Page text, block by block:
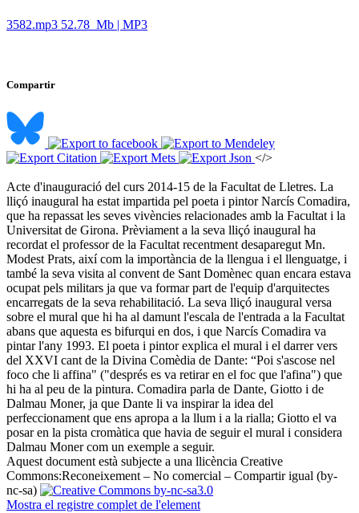
3582.mp3 52.78 Mb | MP3
Compartir
</>
Acte d'inauguració del curs 2014-15 de la Facultat de Lletres. La
lliçó inaugural ha estat impartida pel poeta i pintor Narcís Comadira,
que ha repassat les seves vivències relacionades amb la Facultat i la
Universitat de Girona. Prèviament a la seva lliçó inaugural ha
recordat el professor de la Facultat recentment desaparegut Mn.
Modest Prats, així com la importància de la llengua i el llenguatge, i
també la seva visita al convent de Sant Domènec quan encara estava
ocupat pels militars ja que va formar part de l'equip d'arquitectes
encarregats de la seva rehabilitació. La seva lliçó inaugural versa
sobre el mural que hi ha al damunt l'escala de l'entrada a la Facultat
abans que aquesta es bifurqui en dos, i que Narcís Comadira va
pintar l'any 1993. El poeta i pintor explica el mural i el darrer vers
del XXVI cant de la Divina Comèdia de Dante: “Poi s'ascose nel
foco che li affina" ("després es va retirar en el foc que l'afina") que
hi ha al peu de la pintura. Comadira parla de Dante, Giotto i de
Dalmau Moner, ja que Dante li va inspirar la idea del
perfeccionament que ens apropa a la llum i a la rialla; Giotto el va
posar en la pista cromàtica que havia de seguir el mural i considera
Dalmau Moner com un exemple a seguir. ​
Aquest document està subjecte a una llicència Creative
Commons:Reconeixement – No comercial – Compartir igual (by-
nc-sa)
Mostra el registre complet de l'element